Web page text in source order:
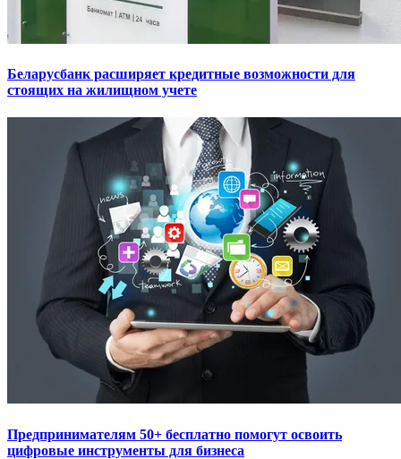
Беларусбанк расширяет кредитные возможности для
стоящих на жилищном учете
Предпринимателям 50+ бесплатно помогут освоить
цифровые инструменты для бизнеса